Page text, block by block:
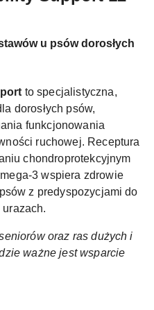
u psów dorosłych
to specjalistyczna,
dorosłych psów,
funkcjonowania
ruchowej. Receptura
chondroprotekcyjnym
3 wspiera zdrowie
z predyspozycjami do
oraz ras dużych i
ważne jest wsparcie